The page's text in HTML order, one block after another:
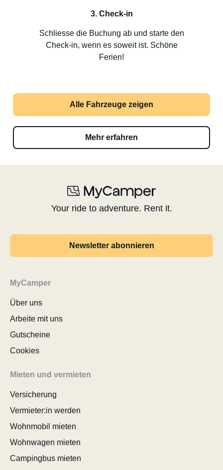
3. Check-in
Schliesse die Buchung ab und starte den
Check-in, wenn es soweit ist. Schöne
Ferien!
Alle Fahrzeuge zeigen
Mehr erfahren
Your ride to adventure. Rent it.
Newsletter abonnieren
MyCamper
Über uns
Arbeite mit uns
Gutscheine
Cookies
Mieten und vermieten
Versicherung
Vermieter:in werden
Wohnmobil mieten
Wohnwagen mieten
Campingbus mieten